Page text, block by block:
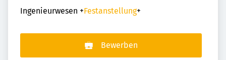
Ingenieurwesen +Festanstellung+
Bewerben